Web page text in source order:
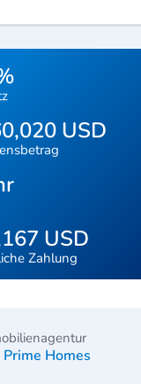
USD
USD
Zahlung
Prime Homes